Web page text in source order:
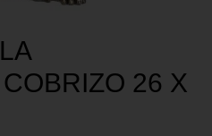
26 X